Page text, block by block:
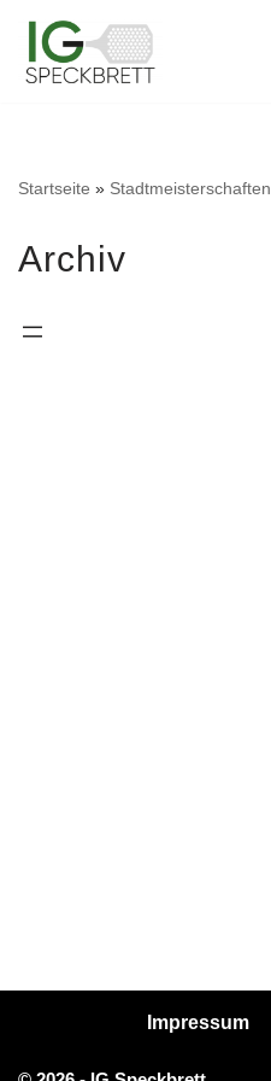
Zum
Startseite » Stadtmeisterschaften
Archiv
Impressum